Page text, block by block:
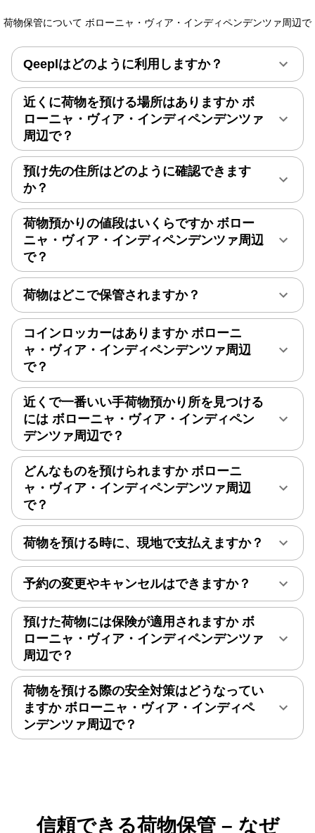
荷物保管について ボローニャ・ヴィア・インディペンデンツァ周辺で
Qeeplはどのように利用しますか？
近くに荷物を預ける場所はありますか ボ
ローニャ・ヴィア・インディペンデンツァ
周辺で？
預け先の住所はどのように確認できます
か？
荷物預かりの値段はいくらですか ボロー
ニャ・ヴィア・インディペンデンツァ周辺
で？
荷物はどこで保管されますか？
コインロッカーはありますか ボローニ
ャ・ヴィア・インディペンデンツァ周辺
で？
近くで一番いい手荷物預かり所を見つける
には ボローニャ・ヴィア・インディペン
デンツァ周辺で？
どんなものを預けられますか ボローニ
ャ・ヴィア・インディペンデンツァ周辺
で？
荷物を預ける時に、現地で支払えますか？
予約の変更やキャンセルはできますか？
預けた荷物には保険が適用されますか ボ
ローニャ・ヴィア・インディペンデンツァ
周辺で？
荷物を預ける際の安全対策はどうなってい
ますか ボローニャ・ヴィア・インディペ
ンデンツァ周辺で？
信頼できる荷物保管 – なぜ